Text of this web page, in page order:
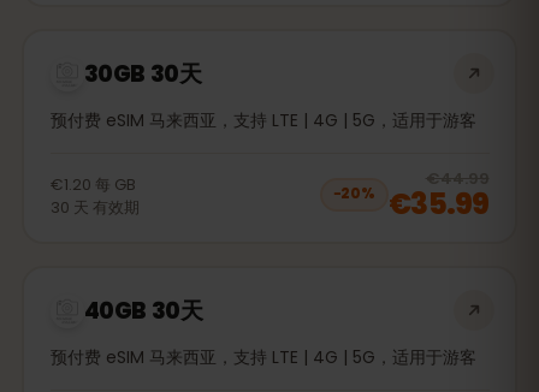
30GB 30天
预付费 eSIM 马来西亚，支持 LTE | 4G | 5G，适用于游客
€1.20 每 GB
30 天 有效期
−20%
€44.99
€35.99
40GB 30天
预付费 eSIM 马来西亚，支持 LTE | 4G | 5G，适用于游客